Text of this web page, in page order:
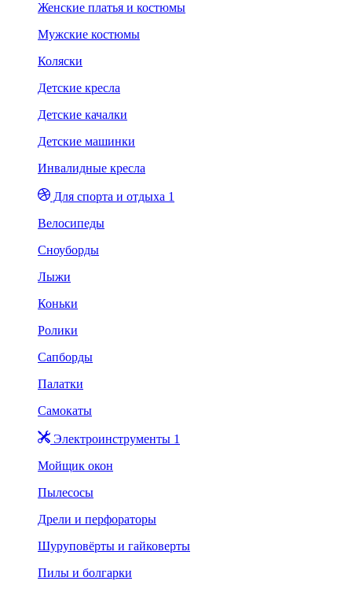
Женские платья и костюмы
Мужские костюмы
Коляски
Детские кресла
Детские качалки
Детские машинки
Инвалидные кресла
Для спорта и отдыха 1
Велосипеды
Сноуборды
Лыжи
Коньки
Ролики
Сапборды
Палатки
Самокаты
Электроинструменты 1
Мойщик окон
Пылесосы
Дрели и перфораторы
Шуруповёрты и гайковерты
Пилы и болгарки